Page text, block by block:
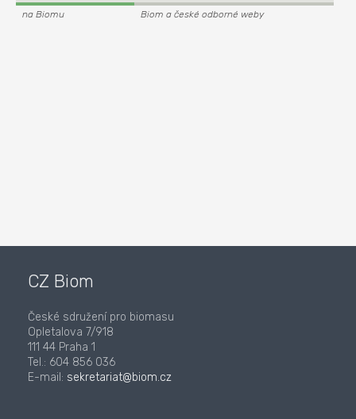
na Biomu Biom a české odborné weby
CZ Biom
České sdružení pro biomasu
Opletalova 7/918
111 44 Praha 1
Tel.: 604 856 036
E-mail: sekretariat@biom.cz